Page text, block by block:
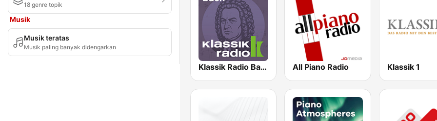
18 genre topik
Musik
Musik teratas
Musik paling banyak didengarkan
Klassik Radio Bach All Piano Radio Klassik 1